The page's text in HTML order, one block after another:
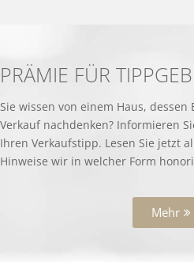
PRÄMIE FÜR
Sie wissen von einem Haus,
Verkauf nachdenken? Informieren
Ihren Verkaufstipp. Lesen Sie jetzt
Hinweise wir in welcher Form
Mehr